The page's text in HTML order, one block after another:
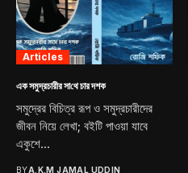
Articles
এক সমুদ্রচারীর সা‌থে চার দশক
সমুদ্রের বিচিত্র রূপ ও সমুদ্রচারীদের
জীবন নিয়ে লেখা; বইটি পাওয়া যাবে
একুশে...
BYA.K.M JAMAL UDDIN